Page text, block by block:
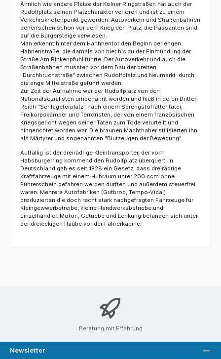
Ähnlich wie andere Plätze der Kölner Ringstraßen hat auch der
Rudolfplatz seinen Platzcharakter verloren und ist zu einem
Verkehrsknotenpunkt geworden. Autoverkehr und Straßenbahnen
beherrschen schon vor dem Krieg den Platz, die Passanten sind
auf die Bürgersteige verwiesen.
Man erkennt hinter dem Hanhnentor den Beginn der engen
Hahnenstraße, die damals von hier bis zu der Einmündung der
Straße Am Rinkenpfuhl führte. Der Autoverkehr und auch die
Straßenbahnen mussten vor dem Bau der breiten
"Durchbruchstraße" zwischen Rudolfplatz und Neumarkt durch
die enge Mittelstraße geführt werden.
Zur Zeit der Aufnahme war der Rudolfplatz von den
Nationalsozialisten umbenannt worden und hieß in deren Dritten
Reich "Schlageterplatz" nach einem Sprengstoffattentäter,
Freikorpskämper und Terroristen, der von einem französischen
Kriegsgericht wegen seiner Taten zum Tode verurteilt und
hingerichtet worden war. Die braunen Machthaber stilisierten ihn
als Märtyrer und sogenannten "Blutzeugen der Bewegung".
Auffällig ist der dreirädrige Kleintransporter, der vom
Habsburgerring kommend den Rudolfplatz überquert. In
Deutschland gab es seit 1928 ein Gesetz, dass dreirädrige
Kraftfahrzeuge mit einem Hubraum unter 200 ccm ohne
Führerschein gefahren werden durften und außerdem steuerfrei
waren. Mehrere Autofabriken (Gutbrod, Tempo-Vidal)
produzierten die doch recht stark nachgefragten Fahrzeuge für
Kleingewwerbetreibe, kleine Handwerksbetriebe und
Einzelhändler. Motor , Getriebe und Lenkung befanden sich unter
der dreieckigen Haube vor der Fahrerkabine.
Beratung mit Erfahrung
Newsletter